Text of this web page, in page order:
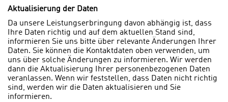
Aktualisierung der Daten
Da unsere Leistungserbringung davon abhängig ist, dass
Ihre Daten richtig und auf dem aktuellen Stand sind,
informieren Sie uns bitte über relevante Änderungen Ihrer
Daten. Sie können die Kontaktdaten oben verwenden, um
uns über solche Änderungen zu informieren. Wir werden
dann die Aktualisierung Ihrer personenbezogenen Daten
veranlassen. Wenn wir feststellen, dass Daten nicht richtig
sind, werden wir die Daten aktualisieren und Sie
informieren.